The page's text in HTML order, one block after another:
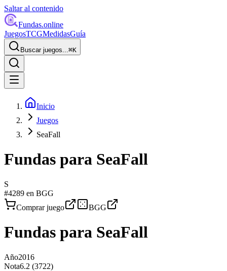
Saltar al contenido
Fundas.online
JuegosTCGMedidasGuía
Buscar juegos...⌘K
Inicio
Juegos
SeaFall
Fundas para SeaFall
S
#4289 en BGG
Comprar juego
BGG
Fundas para SeaFall
Año2016
Nota6.2 (3722)